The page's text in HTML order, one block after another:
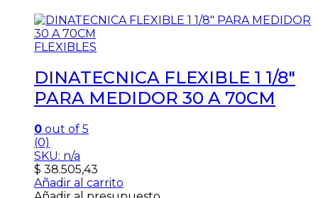
FLEXIBLES
DINATECNICA FLEXIBLE 1 1/8″
PARA MEDIDOR 30 A 70CM
0 out of 5
(0)
SKU: n/a
$ 38.505,43
Añadir al carrito